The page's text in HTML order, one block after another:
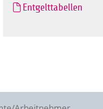
Entgelttabellen